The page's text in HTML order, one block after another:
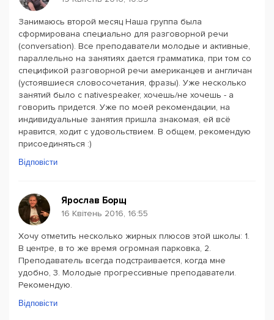
Занимаюсь второй месяц Наша группа была
сформирована специально для разговорной речи
(conversation). Все преподаватели молодые и активные,
параллельно на занятиях дается грамматика, при том со
спецификой разговорной речи американцев и англичан
(устоявшиеся словосочетания, фразы). Уже несколько
занятий было с nativespeaker, хочешь/не хочешь - а
говорить придется. Уже по моей рекомендации, на
индивидуальные занятия пришла знакомая, ей всё
нравится, ходит с удовольствием. В общем, рекомендую
присоединяться :)
Відповісти
Ярослав Борщ
16 Квітень 2016, 16:55
Хочу отметить несколько жирных плюсов этой школы: 1.
В центре, в то же время огромная парковка, 2.
Преподаватель всегда подстраивается, когда мне
удобно, 3. Молодые прогрессивные преподаватели.
Рекомендую.
Відповісти